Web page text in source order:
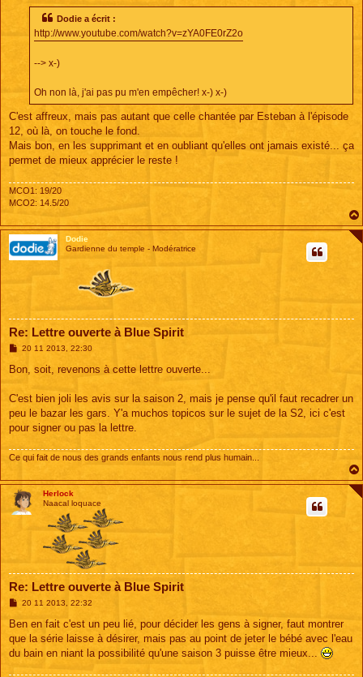
Dodie a écrit :
http://www.youtube.com/watch?v=zYA0FE0rZ2o
--> x-)
Oh non là, j'ai pas pu m'en empêcher! x-) x-)
C'est affreux, mais pas autant que celle chantée par Esteban à l'épisode
12, où là, on touche le fond.
Mais bon, en les supprimant et en oubliant qu'elles ont jamais existé... ça
permet de mieux apprécier le reste !
MCO1: 19/20
MCO2: 14.5/20
Dodie
Gardienne du temple - Modératrice
Re: Lettre ouverte à Blue Spirit
M
s
g
20 11 2013, 22:30
Bon, soit, revenons à cette lettre ouverte...
C'est bien joli les avis sur la saison 2, mais je pense qu'il faut recadrer un
peu le bazar les gars. Y'a muchos topicos sur le sujet de la S2, ici c'est
pour signer ou pas la lettre.
Ce qui fait de nous des grands enfants nous rend plus humain...
Herlock
Naacal loquace
Re: Lettre ouverte à Blue Spirit
M
s
a
g
20 11 2013, 22:32
Ben en fait c'est un peu lié, pour décider les gens à signer, faut montrer
que la série laisse à désirer, mais pas au point de jeter le bébé avec l'eau
du bain en niant la possibilité qu'une saison 3 puisse être mieux...